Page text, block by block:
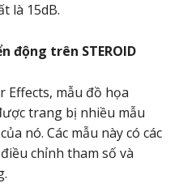
là 15dB.
động trên STEROID
mẫu đồ họa
trang bị nhiều mẫu
nó. Các mẫu này có các
chỉnh tham số và